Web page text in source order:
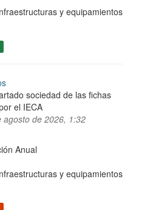
y equipamientos
sociedad de las fichas
el IECA
agosto de 2026, 1:32
Anual
y equipamientos